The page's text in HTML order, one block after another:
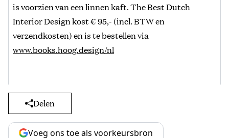
is voorzien van een linnen kaft. The Best Dutch
Interior Design kost € 95,- (incl. BTW en
verzendkosten) en is te bestellen via
www.books.hoog.design/nl
Delen
Voeg ons toe als voorkeursbron